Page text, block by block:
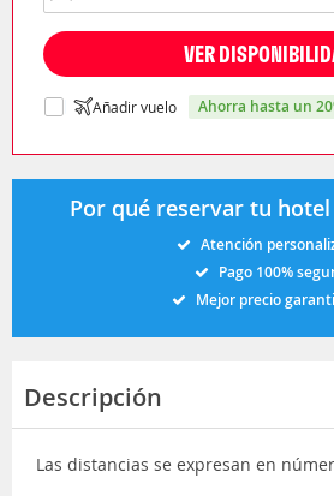
VER
Añadir vuelo ahorra hasta un
Por qué reservar tu
Atención
Pago 100%
Mejor precio
Descripción
Las distancias se expresan en